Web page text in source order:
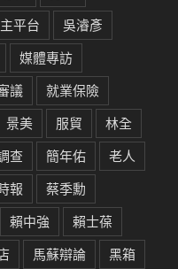
平台
吳濬彥
媒體專訪
議
就業保險
景美 服貿
林全
查 簡年佑
老人
報
蔡季勳
賴中強
賴士葆
馬蘇辯論 黑箱